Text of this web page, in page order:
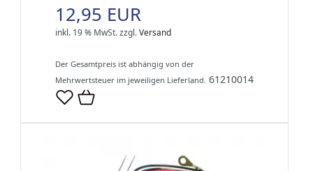
12,95 EUR
inkl. 19 % MwSt.zzgl.Versand
Der Gesamtpreis ist abhängig von der
Mehrwertsteuer im jeweiligen Lieferland. 61210014